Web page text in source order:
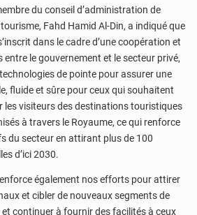
du conseil d’administration de
Fahd Hamid Al-Din, a indiqué que
dans le cadre d’une coopération et
entre le gouvernement et le secteur privé,
de pointe pour assurer une
fluide et sûre pour ceux qui souhaitent
les visiteurs des destinations touristiques
à travers le Royaume, ce qui renforce
du secteur en attirant plus de 100
d’ici 2030.
également nos efforts pour attirer
et cibler de nouveaux segments de
continuer à fournir des facilités à ceux